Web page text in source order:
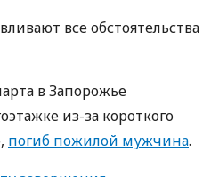
все обстоятельства
в Запорожье
из-за короткого
погиб пожилой мужчина.